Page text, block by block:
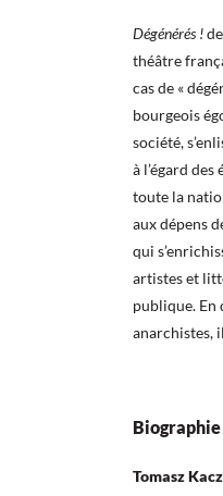
Dégénérés !
théâtre
cas de «
bourgeois
société,
à l’égard
toute la
aux dépens
qui
artistes et
publique. En
anarchistes,
Tomasz